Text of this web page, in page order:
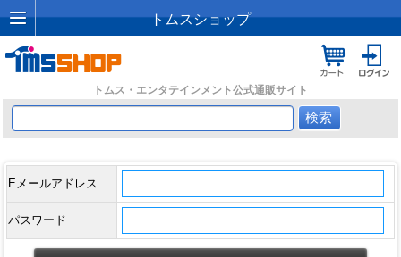
トムスショップ
トムス・エンタテインメント公式通販サイト
Eメールアドレス
パスワード